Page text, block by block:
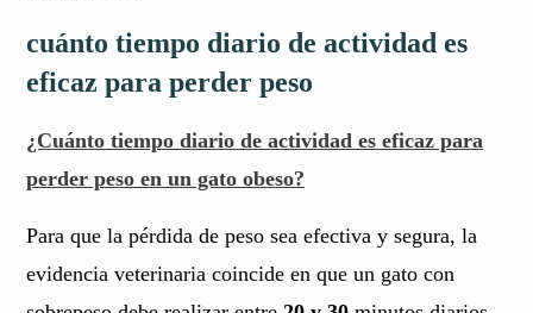
cuánto tiempo diario de actividad es
eficaz para perder peso
¿Cuánto tiempo diario de actividad es eficaz para
perder peso en un gato obeso?
Para que la pérdida de peso sea efectiva y segura, la
evidencia veterinaria coincide en que un gato con